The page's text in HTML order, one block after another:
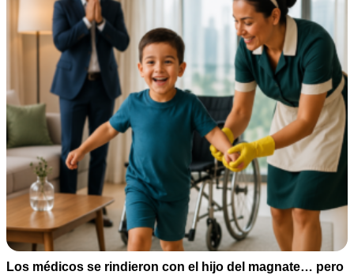
Los médicos se rindieron con el hijo del magnate… pero